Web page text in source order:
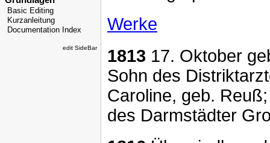
Basic Editing
Kurzanleitung
Documentation Index
edit SideBar
Werke
1813 17. Oktober
Sohn des
Caroline, geb.
des Darmstädter